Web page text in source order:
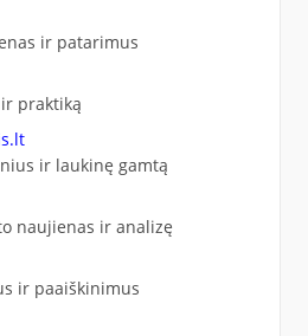
ir patarimus
praktiką
ir laukinę gamtą
naujienas ir analizę
ir paaiškinimus